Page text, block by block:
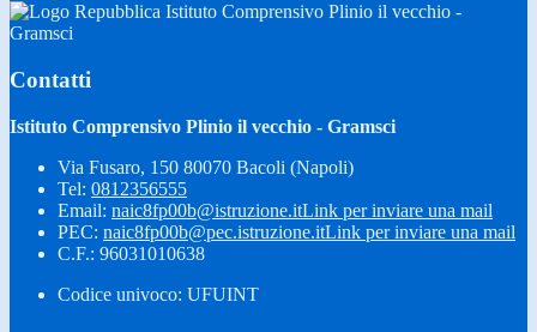
Istituto Comprensivo Plinio il vecchio -
Gramsci
Contatti
Istituto Comprensivo Plinio il vecchio - Gramsci
Via Fusaro, 150 80070 Bacoli (Napoli)
Tel: 0812356555
Email: naic8fp00b@istruzione.itLink per inviare una mail
PEC: naic8fp00b@pec.istruzione.itLink per inviare una mail
C.F.: 96031010638
Codice univoco: UFUINT